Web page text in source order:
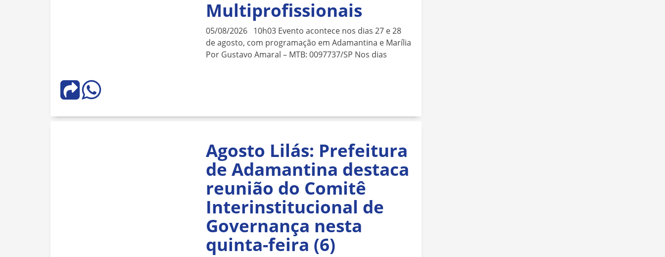
Multiprofissionais
05/08/2026 10h03 Evento acontece nos dias 27 e 28
de agosto, com programação em Adamantina e Marília
Por Gustavo Amaral – MTB: 0097737/SP Nos dias
Agosto Lilás: Prefeitura
de Adamantina destaca
reunião do Comitê
Interinstitucional de
Governança nesta
quinta-feira (6)